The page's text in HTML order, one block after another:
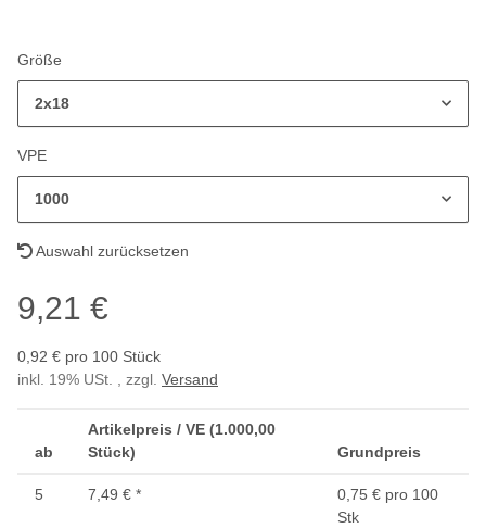
Größe
2x18
VPE
1000
Auswahl zurücksetzen
9,21 €
0,92 € pro 100 Stück
inkl. 19% USt. , zzgl. Versand
ab
Artikelpreis / VE (1.000,00
Stück)
Grundpreis
5 7,49 € *
0,75 € pro 100
Stk